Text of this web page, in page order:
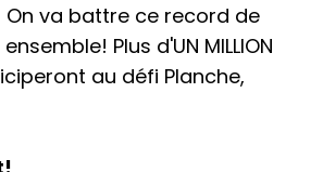
On va battre ce record de
Plus d'UN MILLION
au défi Planche,